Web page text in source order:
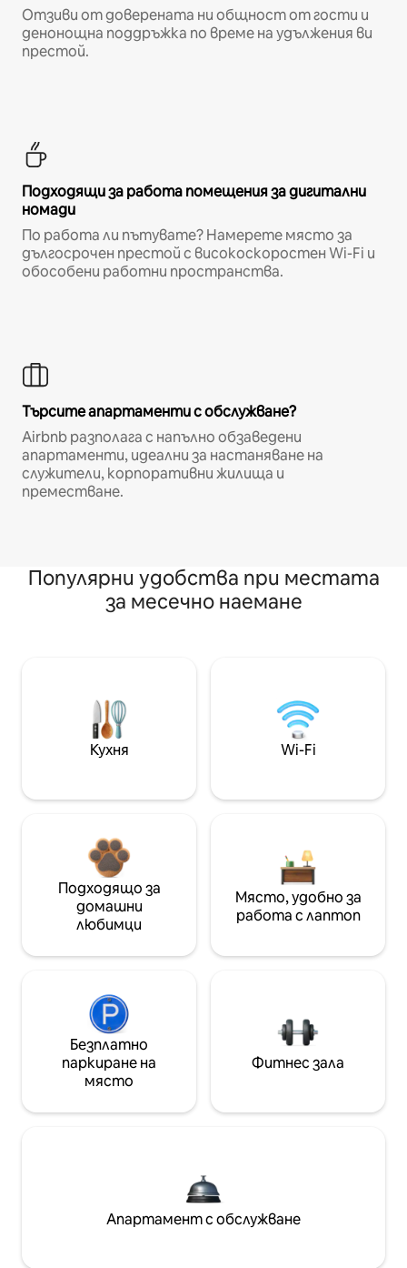
Отзиви от доверената ни общност от гости и
денонощна поддръжка по време на удължения ви
престой.
Подходящи за работа помещения за дигитални
номади
По работа ли пътувате? Намерете място за
дългосрочен престой с високоскоростен Wi-Fi и
обособени работни пространства.
Търсите апартаменти с обслужване?
Airbnb разполага с напълно обзаведени
апартаменти, идеални за настаняване на
служители, корпоративни жилища и
преместване.
Популярни удобства при местата
за месечно наемане
Кухня Wi-Fi
Подходящо за
домашни
любимци
Място, удобно за
работа с лаптоп
Безплатно
паркиране на
място
Фитнес зала
Апартамент с обслужване